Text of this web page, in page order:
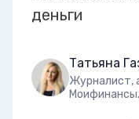
деньги
Татьяна
Журналист,